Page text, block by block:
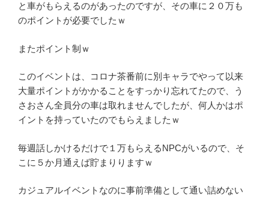
と車がもらえるのがあったのですが、その車に２０万も
のポイントが必要でしたｗ
またポイント制ｗ
このイベントは、コロナ茶番前に別キャラでやって以来
大量ポイントがかかることをすっかり忘れてたので、う
さおさん全員分の車は取れませんでしたが、何人かはポ
イントを持っていたのでもらえましたｗ
毎週話しかけるだけで１万もらえるNPCがいるので、そ
こに５か月通えば貯まりりますｗ
カジュアルイベントなのに事前準備として通い詰めない